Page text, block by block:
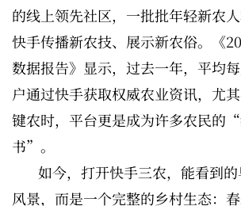
的线上领先社区，一批批年轻新农
快手传播新农技、展示新农俗。《
数据报告》显示，过去一年，平均
户通过快手获取权威农业资讯，尤
键农时，平台更是成为许多农民的
书”。
如今，打开快手三农，能看到
风景，而是一个完整的乡村生态：